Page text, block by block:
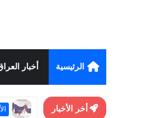
الرئيسية أخبار
أخر الأخبار